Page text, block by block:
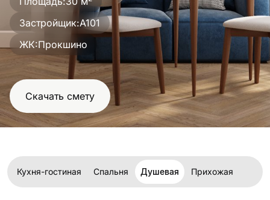
проект
Застройщик:А101
ЖК:Прокшино
Скачать смету
Кухня-гостиная Спальня Душевая Прихожая